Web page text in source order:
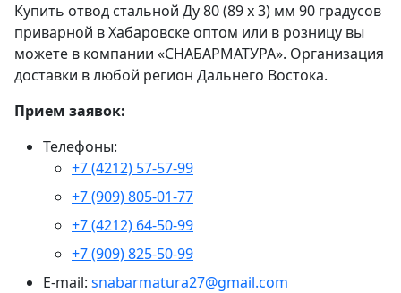
Купить отвод стальной Ду 80 (89 х 3) мм 90 градусов
приварной в Хабаровске оптом или в розницу вы
можете в компании «СНАБАРМАТУРА». Организация
доставки в любой регион Дальнего Востока.
Прием заявок:
Телефоны:
+7 (4212) 57-57-99
+7 (909) 805-01-77
+7 (4212) 64-50-99
+7 (909) 825-50-99
E-mail: snabarmatura27@gmail.com